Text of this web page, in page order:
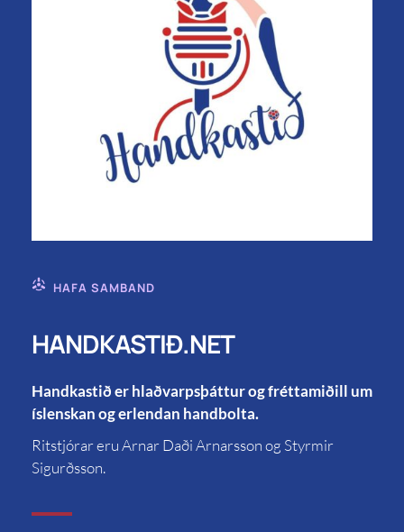
HAFA SAMBAND
HANDKASTIÐ.NET
Handkastið er hlaðvarpsþáttur og fréttamiðill um
íslenskan og erlendan handbolta.
Ritstjórar eru Arnar Daði Arnarsson og Styrmir
Sigurðsson.